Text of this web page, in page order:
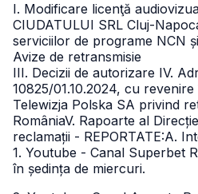
I. Modificare licenţă
CIUDATULUI SRL Cluj-
serviciilor de programe NCN
Avize de retransmisie
III. Decizii de autorizare IV.
10825/01.10.2024, cu revenire
Telewizja Polska SA privind
RomâniaV. Rapoarte al
reclamații - REPORTATE:A.
1. Youtube - Canal Superbet
în ședința de miercuri.